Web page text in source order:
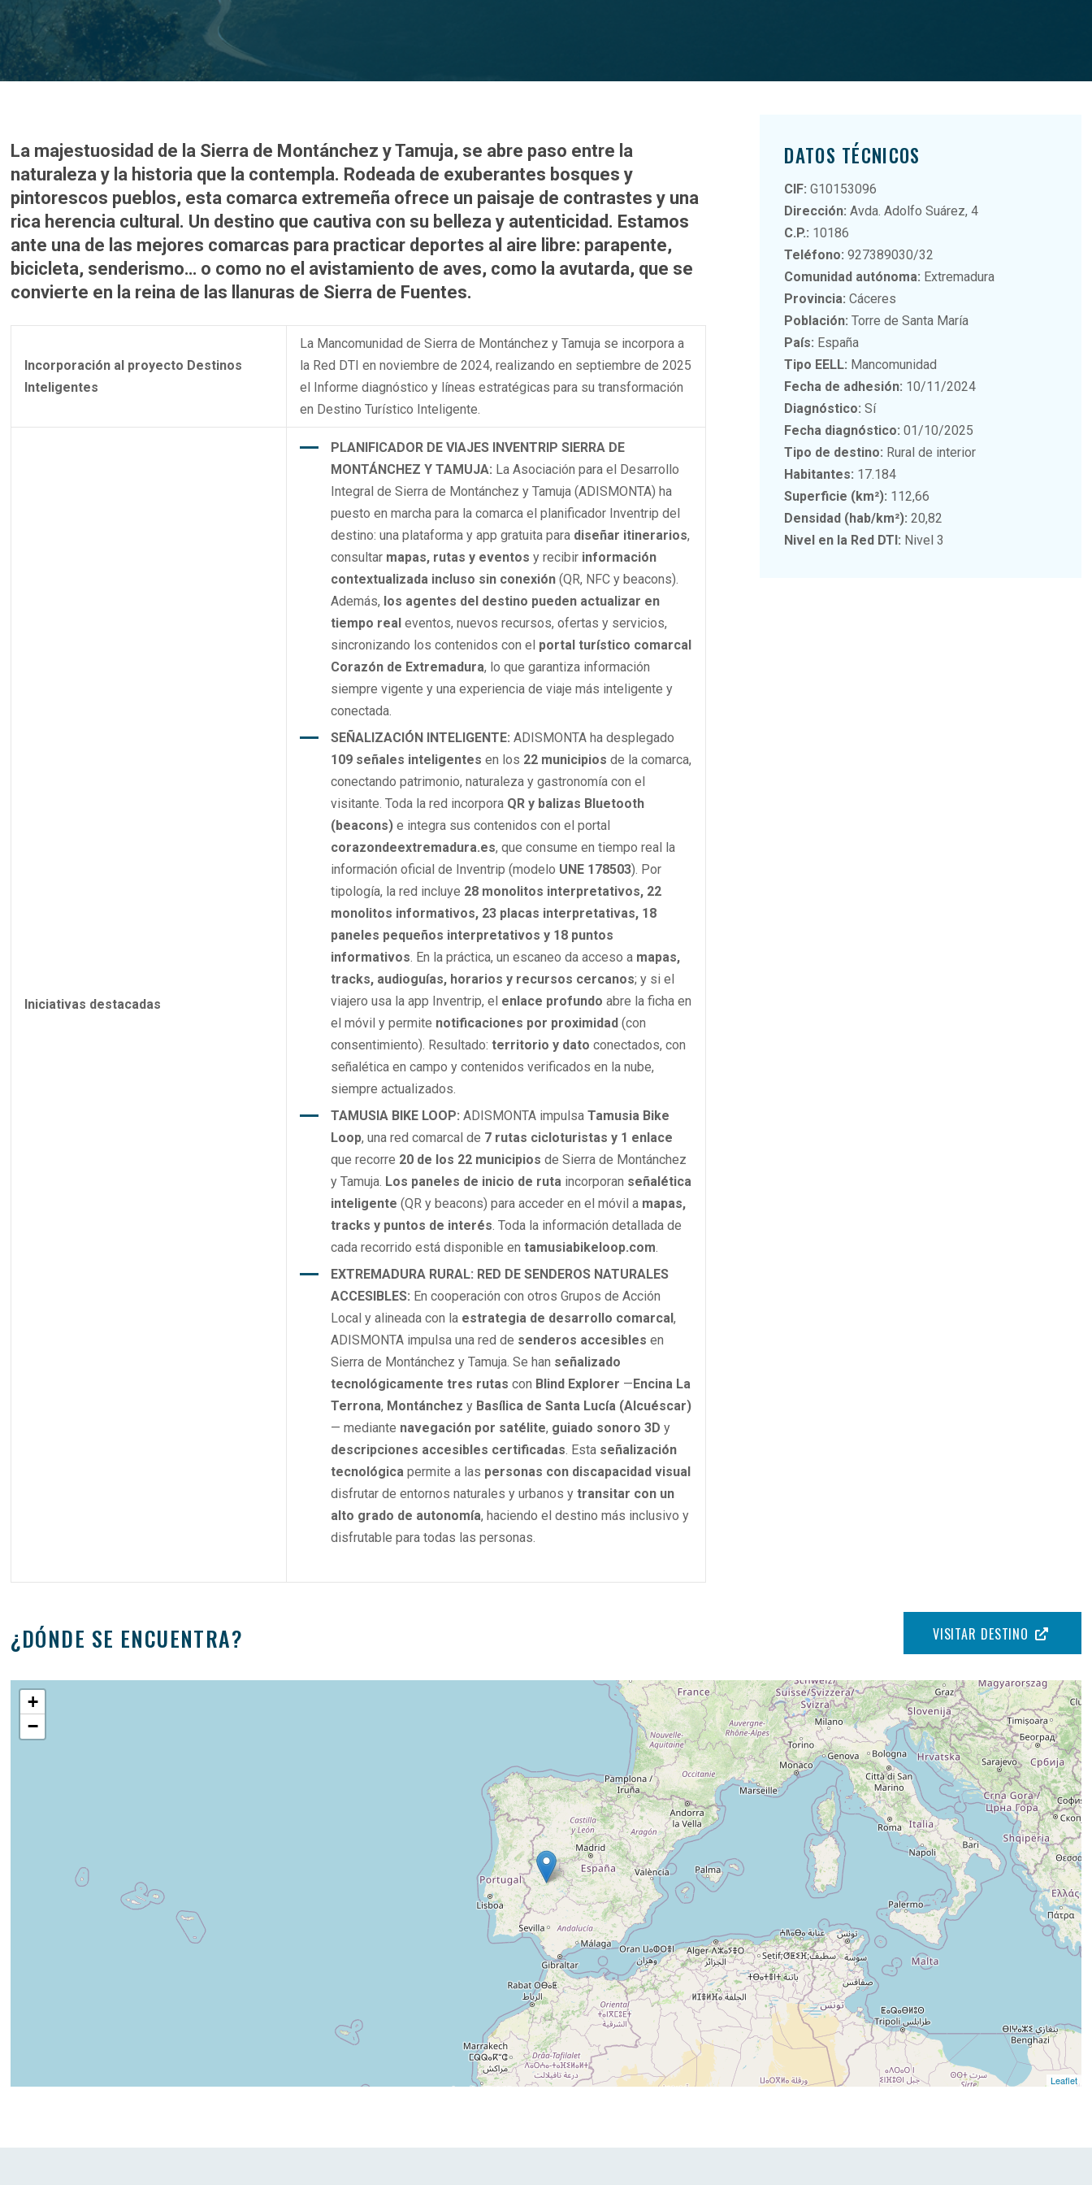
La majestuosidad de la Sierra de Montánchez y Tamuja, se abre paso entre la
naturaleza y la historia que la contempla. Rodeada de exuberantes bosques y
pintorescos pueblos, esta comarca extremeña ofrece un paisaje de contrastes y una
rica herencia cultural. Un destino que cautiva con su belleza y autenticidad. Estamos
ante una de las mejores comarcas para practicar deportes al aire libre: parapente,
bicicleta, senderismo… o como no el avistamiento de aves, como la avutarda, que se
convierte en la reina de las llanuras de Sierra de Fuentes.
Incorporación al proyecto Destinos
Inteligentes
La Mancomunidad de Sierra de Montánchez y Tamuja se incorpora a
la Red DTI en noviembre de 2024, realizando en septiembre de 2025
el Informe diagnóstico y líneas estratégicas para su transformación
en Destino Turístico Inteligente.
Iniciativas destacadas
PLANIFICADOR DE VIAJES INVENTRIP SIERRA DE
MONTÁNCHEZ Y TAMUJA: La Asociación para el Desarrollo
Integral de Sierra de Montánchez y Tamuja (ADISMONTA) ha
puesto en marcha para la comarca el planificador Inventrip del
destino: una plataforma y app gratuita para diseñar itinerarios,
consultar mapas, rutas y eventos y recibir información
contextualizada incluso sin conexión(QR, NFC y beacons).
Además, los agentes del destino pueden actualizar en
tiempo real eventos, nuevos recursos, ofertas y servicios,
sincronizando los contenidos con el portal turístico comarcal
Corazón de Extremadura, lo que garantiza información
siempre vigente y una experiencia de viaje más inteligente y
conectada.
SEÑALIZACIÓN INTELIGENTE: ADISMONTA ha desplegado
109 señales inteligentes en los 22 municipios de la comarca,
conectando patrimonio, naturaleza y gastronomía con el
visitante. Toda la red incorpora QR y balizas Bluetooth
(beacons)e integra sus contenidos con el portal
corazondeextremadura.es, que consume en tiempo real la
información oficial de Inventrip (modelo UNE 178503). Por
tipología, la red incluye 28 monolitos interpretativos, 22
monolitos informativos, 23 placas interpretativas, 18
paneles pequeños interpretativos y 18 puntos
informativos. En la práctica, un escaneo da acceso a mapas,
tracks, audioguías, horarios y recursos cercanos; y si el
viajero usa la app Inventrip, el enlace profundo abre la ficha en
el móvil y permite notificaciones por proximidad (con
consentimiento). Resultado: territorio y dato conectados, con
señalética en campo y contenidos verificados en la nube,
siempre actualizados.
TAMUSIA BIKE LOOP: ADISMONTA impulsa Tamusia Bike
Loop, una red comarcal de 7 rutas cicloturistas y 1 enlace
que recorre 20 de los 22 municipios de Sierra de Montánchez
y Tamuja. Los paneles de inicio de rutaincorporan señalética
inteligente (QR y beacons) para acceder en el móvil a mapas,
tracks y puntos de interés. Toda la información detallada de
cada recorrido está disponible en tamusiabikeloop.com.
EXTREMADURA RURAL: RED DE SENDEROS NATURALES
ACCESIBLES: En cooperación con otros Grupos de Acción
Local y alineada con la estrategia de desarrollo comarcal ,
ADISMONTA impulsa una red de senderos accesibles en
Sierra de Montánchez y Tamuja. Se han señalizado
tecnológicamente tres rutas con Blind Explorer — Encina La
Terrona, Montánchez y Basílica de Santa Lucía (Alcuéscar)
— mediante navegación por satélite, guiado sonoro 3D y
descripciones accesibles certificadas. Esta señalización
tecnológicapermite a las personas con discapacidad visual
disfrutar de entornos naturales y urbanos y transitar con un
alto grado de autonomía, haciendo el destino más inclusivo y
disfrutable para todas las personas.
DATOS TÉCNICOS
CIF: G10153096
Dirección: Avda. Adolfo Suárez, 4
C.P.: 10186
Teléfono: 927389030/32
Comunidad autónoma: Extremadura
Provincia: Cáceres
Población: Torre de Santa María
País: España
Tipo EELL: Mancomunidad
Fecha de adhesión: 10/11/2024
Diagnóstico: Sí
Fecha diagnóstico: 01/10/2025
Tipo de destino: Rural de interior
Habitantes: 17.184
Superficie (km²): 112,66
Densidad (hab/km²): 20,82
Nivel en la Red DTI: Nivel 3
¿DÓNDE SE ENCUENTRA? VISITAR DESTINO
+
−
Leaflet